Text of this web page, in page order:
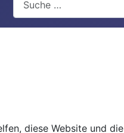
diese Website und